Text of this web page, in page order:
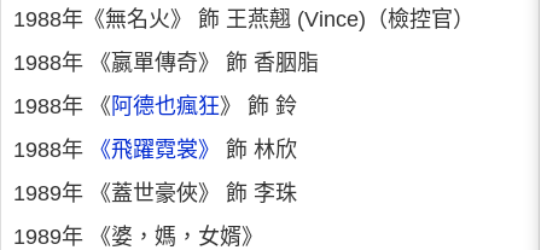
1988年《無名火》 飾 王燕翹 (Vince)（檢控官）
1988年 《嬴單傳奇》 飾 香胭脂
1988年 《 阿德也瘋狂》 飾 鈴
1988年
《飛躍霓裳》
飾 林欣
1989年 《蓋世豪俠》 飾 李珠
1989年 《婆，媽，女婿》